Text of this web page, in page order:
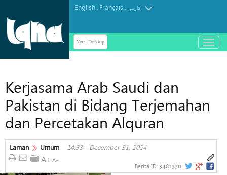
English. Français.فارسی
Versi Desktop
باز
و
Kerjasama Arab Saudi dan
Pakistan di Bidang Terjemahan
dan Percetakan Alquran
Laman Umum 14:33 - December 31, 2024
Berita ID: 3481330